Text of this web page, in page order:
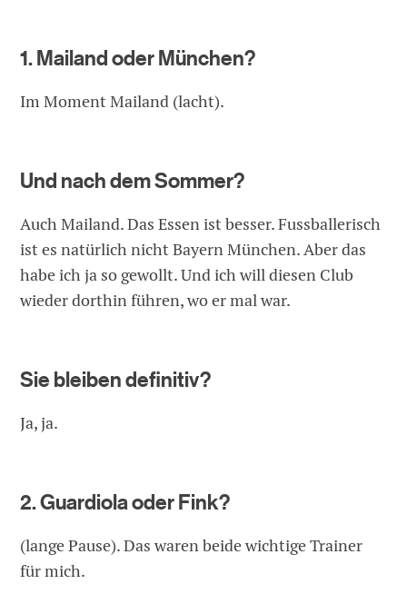
1. Mailand oder München?
Im Moment Mailand (lacht).
Und nach dem Sommer?
Auch Mailand. Das Essen ist besser. Fussballerisch
ist es natürlich nicht Bayern München. Aber das
habe ich ja so gewollt. Und ich will diesen Club
wieder dorthin führen, wo er mal war.
Sie bleiben definitiv?
Ja, ja.
2. Guardiola oder Fink?
(lange Pause). Das waren beide wichtige Trainer
für mich.